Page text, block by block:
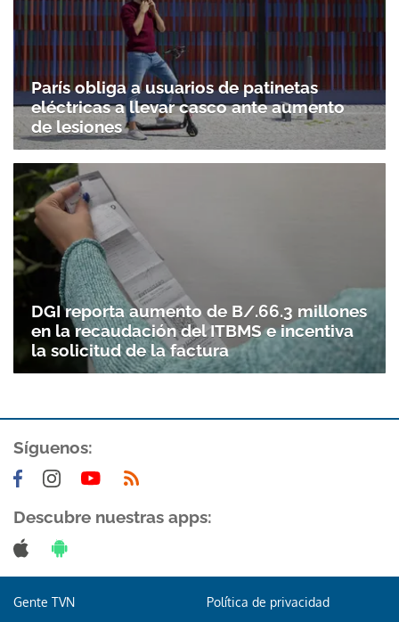
París obliga a usuarios de patinetas
eléctricas a llevar casco ante aumento
de lesiones
DGI reporta aumento de B/.66.3 millones
en la recaudación del ITBMS e incentiva
la solicitud de la factura
Síguenos:
Descubre nuestras apps:
Gente TVN Política de privacidad